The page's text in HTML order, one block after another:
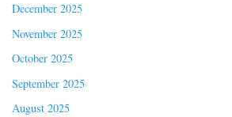
December 2025
November 2025
October 2025
September 2025
August 2025